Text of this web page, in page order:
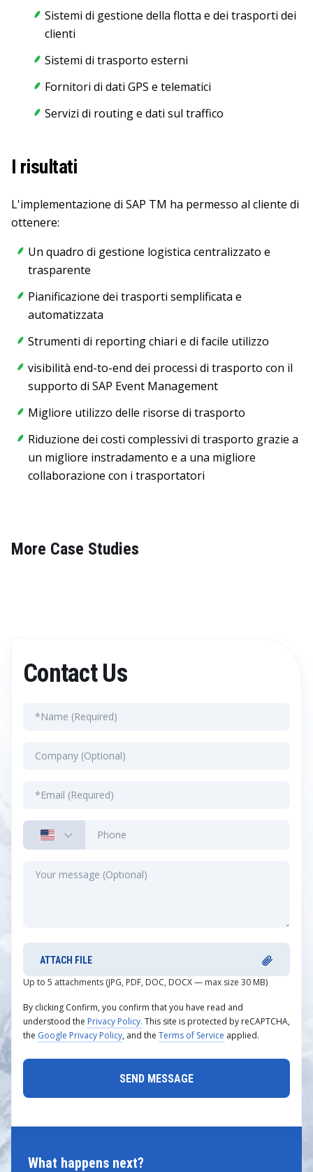
Sistemi di gestione della flotta e dei trasporti dei
clienti
Sistemi di trasporto esterni
Fornitori di dati GPS e telematici
Servizi di routing e dati sul traffico
I risultati
L'implementazione di SAP TM ha permesso al cliente di
ottenere:
Un quadro di gestione logistica centralizzato e
trasparente
Pianificazione dei trasporti semplificata e
automatizzata
Strumenti di reporting chiari e di facile utilizzo
visibilità end-to-end dei processi di trasporto con il
supporto di SAP Event Management
Migliore utilizzo delle risorse di trasporto
Riduzione dei costi complessivi di trasporto grazie a
un migliore instradamento e a una migliore
collaborazione con i trasportatori
More Case Studies
What happens next?
Contact Us
ATTACH FILE
Up to 5 attachments (JPG, PDF, DOC, DOCX — max size 30 MB)
By clicking Confirm, you confirm that you have read and
understood the Privacy Policy. This site is protected by reCAPTCHA,
the Google Privacy Policy, and the Terms of Service applied.